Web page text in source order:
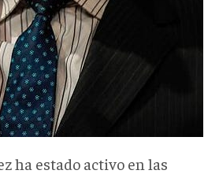
ha estado activo en las